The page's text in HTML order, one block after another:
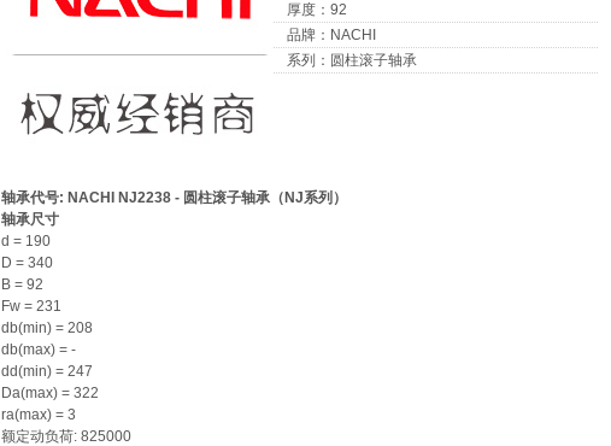
厚度：92
品牌：NACHI
系列：圆柱滚子轴承
轴承代号: NACHI NJ2238 - 圆柱滚子轴承（NJ系列）
轴承尺寸
d = 190
D = 340
B = 92
Fw = 231
db(min) = 208
db(max) = -
dd(min) = 247
Da(max) = 322
ra(max) = 3
额定动负荷: 825000